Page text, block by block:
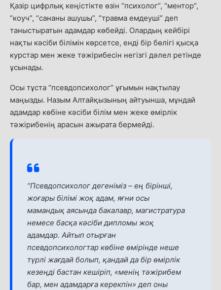
Қазір цифрлық кеңістікте өзін “психолог”, “ментор”,
“коуч”, “сананы ашушы”, “травма емдеуші” деп
таныстыратын адамдар көбейді. Олардың кейбірі
нақты кәсіби білімін көрсетсе, енді бір бөлігі қысқа
курстар мен жеке тәжірибесін негізгі дәлел ретінде
ұсынады.
Осы тұста “псевдопсихолог” ұғымын нақтылау
маңызды. Назым Алтайқызының айтуынша, мұндай
адамдар көбіне кәсіби білім мен жеке өмірлік
тәжірибенің арасын ажырата бермейді.
“Псевдопсихолог дегеніміз – ең бірінші,
жоғары білімі жоқ адам, яғни осы
мамандық аясында бакалавр, магистратура
немесе басқа кәсіби дипломы жоқ
адамдар. Айтып отырған
псевдопсихологтар көбіне өмірінде неше
түрлі жағдай болып, қандай да бір өмірлік
кезеңді бастан кешіріп, «менің тәжірибем
бар, мен адамдарға керекпін» деп оны